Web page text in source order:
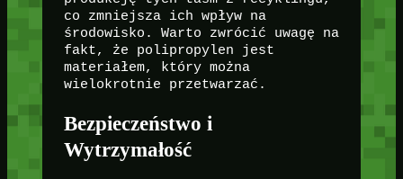
co zmniejsza ich wpływ na
środowisko. Warto zwrócić uwagę na
fakt, że polipropylen jest
materiałem, który można
wielokrotnie przetwarzać.
Bezpieczeństwo i
Wytrzymałość